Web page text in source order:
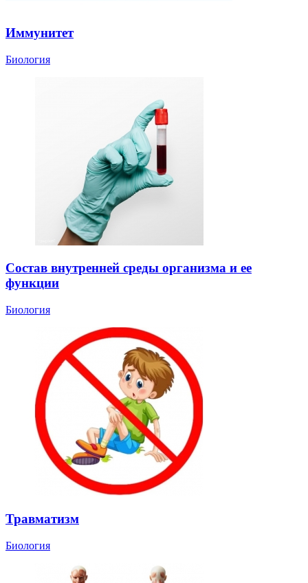
Иммунитет
Биология
Состав внутренней среды организма и ее
функции
Биология
Травматизм
Биология